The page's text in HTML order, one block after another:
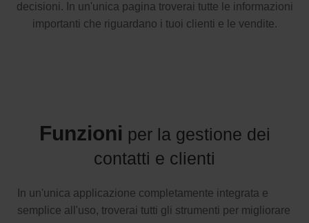
decisioni. In un'unica pagina troverai tutte le informazioni
importanti che riguardano i tuoi clienti e le vendite.
Funzioni per la gestione dei
contatti e clienti
In un'unica applicazione completamente integrata e
semplice all'uso, troverai tutti gli strumenti per migliorare